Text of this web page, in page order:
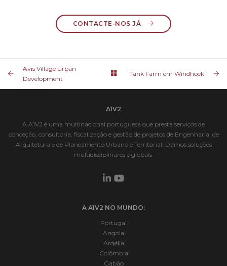
CONTACTE-NOS JÁ
Avis Village Urban
Development
Tank Farm em Windhoek
A1V2
A A1V2 é uma multinacional portuguesa que presta serviços de
conceção, consultoria, fiscalização e gestão de projetos de Engenharia, de
Arquitetura e de Planeamento Urbano e Territorial. Damos soluções
multidisciplinares e globais.
A A1V2 NO MUNDO:
Portugal
Angola
Argélia
Colômbia
Gabão